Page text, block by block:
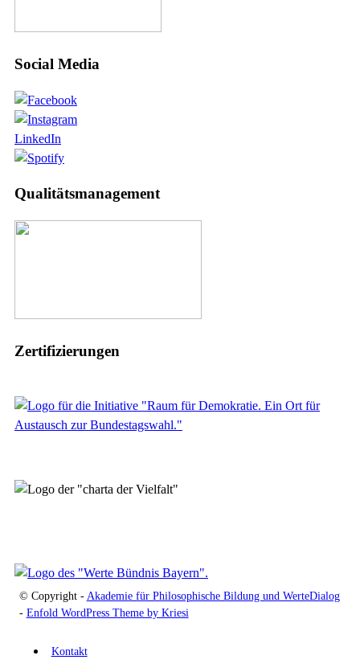
Social Media
LinkedIn
Qualitätsmanagement
Zertifizierungen
© Copyright - Akademie für Philosophische Bildung und WerteDialog
- Enfold WordPress Theme by Kriesi
Kontakt